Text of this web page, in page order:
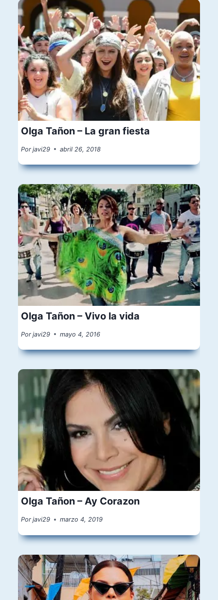
Olga Tañon – La gran fiesta
Por javi29 abril 26, 2018
Olga Tañon – Vivo la vida
Por javi29 mayo 4, 2016
Olga Tañon – Ay Corazon
Por javi29 marzo 4, 2019